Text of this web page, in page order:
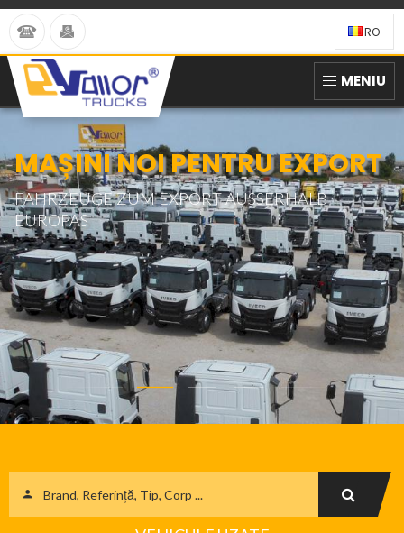
RO
MENIU
MAȘINI NOI PENTRU EXPORT
FAHRZEUGE ZUM EXPORT AUSSERHALB E
UROPAS